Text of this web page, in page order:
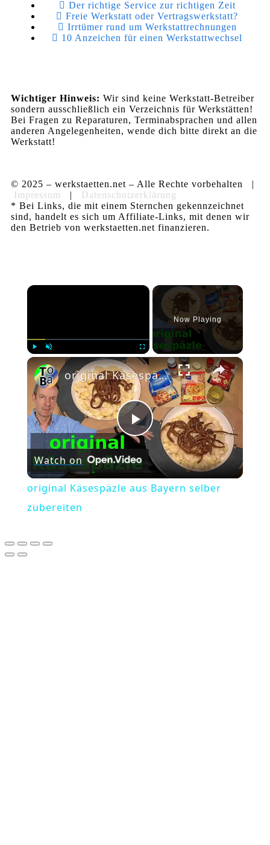
Der richtige Service zur richtigen Zeit
Freie Werkstatt oder Vertragswerkstatt?
Irrtümer rund um Werkstattrechnungen
10 Anzeichen für einen Werkstattwechsel
Wichtiger Hinweis: Wir sind keine Werkstatt-Betreiber
sondern ausschließlich ein Verzeichnis für Werkstätten!
Bei Fragen zu Reparaturen, Terminabsprachen und allen
anderen Angelegenheiten, wende dich bitte direkt an die
Werkstatt!
© 2025 – werkstaetten.net – Alle Rechte vorbehalten |
Impressum
| Datenschutzerklärung
* Bei Links, die mit einem Sternchen gekennzeichnet
sind, handelt es sich um Affiliate-Links, mit denen wir
den Betrieb von werkstaetten.net finanzieren.
×
Fullscreen
Now Playing
×
Play
Video
original Käsespäzle aus Bayern selber zubereiten
Watch on
original Käsespäzle aus Bayern selber
zubereiten